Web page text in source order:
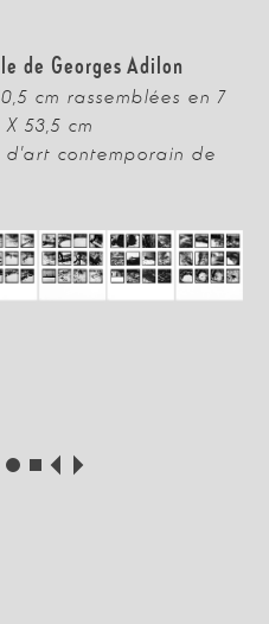
de Georges Adilon
cm rassemblées en 7
53,5 cm
contemporain de